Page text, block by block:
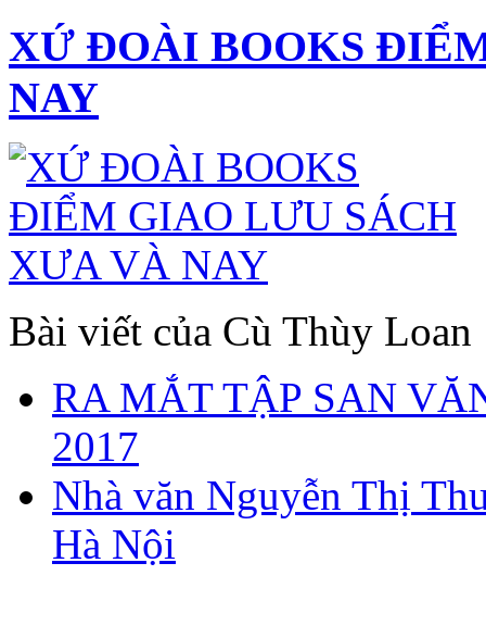
XỨ ĐOÀI BOOKS
NAY
Bài viết của Cù Thùy Loan
RA MẮT TẬP SAN
2017
Nhà văn Nguyễn Thị
Hà Nội